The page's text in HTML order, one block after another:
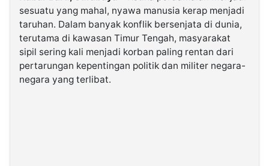
Kabarbaru.co
2026
sesuatu yang mahal, nyawa manusia kerap menjadi
taruhan. Dalam banyak konflik bersenjata di dunia,
terutama di kawasan Timur Tengah, masyarakat
sipil sering kali menjadi korban paling rentan dari
pertarungan kepentingan politik dan militer negara-
negara yang terlibat.